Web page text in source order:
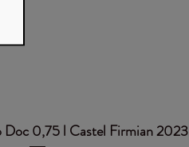
Rychlý náhled
Doc 0,75 l Castel Firmian 2023